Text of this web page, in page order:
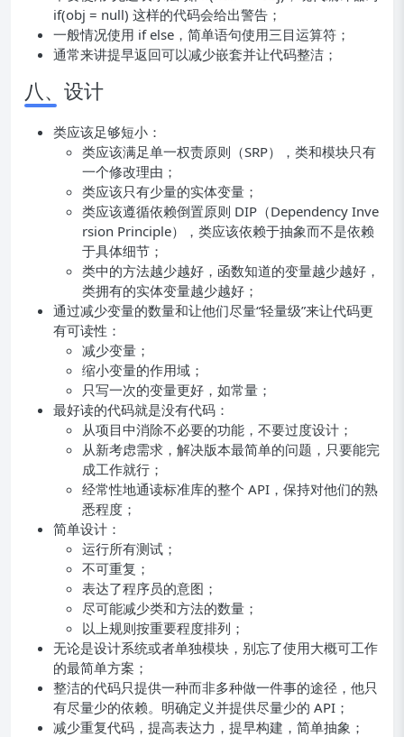
if(obj = null) 这样的代码会给出警告；
一般情况使用 if else，简单语句使用三目运算符；
通常来讲提早返回可以减少嵌套并让代码整洁；
八、设计
类应该足够短小：
类应该满足单一权责原则（SRP），类和模块只有
一个修改理由；
类应该只有少量的实体变量；
类应该遵循依赖倒置原则 DIP（Dependency Inve
rsion Principle），类应该依赖于抽象而不是依赖
于具体细节；
类中的方法越少越好，函数知道的变量越少越好，
类拥有的实体变量越少越好；
通过减少变量的数量和让他们尽量“轻量级”来让代码更
有可读性：
减少变量；
缩小变量的作用域；
只写一次的变量更好，如常量；
最好读的代码就是没有代码：
从项目中消除不必要的功能，不要过度设计；
从新考虑需求，解决版本最简单的问题，只要能完
成工作就行；
经常性地通读标准库的整个 API，保持对他们的熟
悉程度；
简单设计：
运行所有测试；
不可重复；
表达了程序员的意图；
尽可能减少类和方法的数量；
以上规则按重要程度排列；
无论是设计系统或者单独模块，别忘了使用大概可工作
的最简单方案；
整洁的代码只提供一种而非多种做一件事的途径，他只
有尽量少的依赖。明确定义并提供尽量少的 API；
减少重复代码，提高表达力，提早构建，简单抽象；